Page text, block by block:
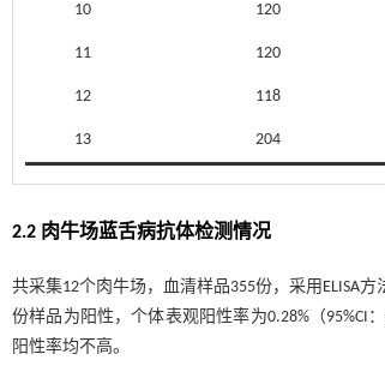
10 120
11 120
12 118
13 204
2.2 肉牛场蓝舌病抗体检测情况
共采集12个肉牛场，血清样品355份，采用ELISA
份样品为阳性，个体表观阳性率为0.28%（
阳性率均不高。